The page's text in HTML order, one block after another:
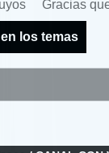
Gracias
los temas